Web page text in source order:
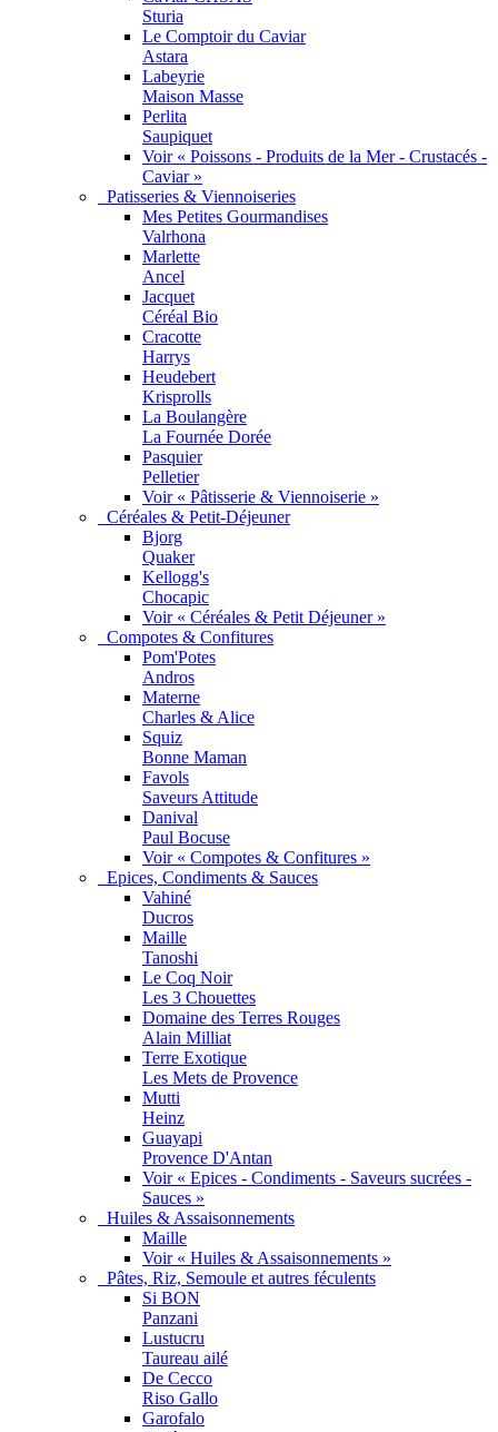
Sturia
Le Comptoir du Caviar
Astara
Labeyrie
Maison Masse
Perlita
Saupiquet
Voir « Poissons - Produits de la Mer - Crustacés -
Caviar »
Patisseries & Viennoiseries
Mes Petites Gourmandises
Valrhona
Marlette
Ancel
Jacquet
Céréal Bio
Cracotte
Harrys
Heudebert
Krisprolls
La Boulangère
La Fournée Dorée
Pasquier
Pelletier
Voir « Pâtisserie & Viennoiserie »
Céréales & Petit-Déjeuner
Bjorg
Quaker
Kellogg's
Chocapic
Voir « Céréales & Petit Déjeuner »
Compotes & Confitures
Pom'Potes
Andros
Materne
Charles & Alice
Squiz
Bonne Maman
Favols
Saveurs Attitude
Danival
Paul Bocuse
Voir « Compotes & Confitures »
Epices, Condiments & Sauces
Vahiné
Ducros
Maille
Tanoshi
Le Coq Noir
Les 3 Chouettes
Domaine des Terres Rouges
Alain Milliat
Terre Exotique
Les Mets de Provence
Mutti
Heinz
Guayapi
Provence D'Antan
Voir « Epices - Condiments - Saveurs sucrées -
Sauces »
Huiles & Assaisonnements
Maille
Voir « Huiles & Assaisonnements »
Pâtes, Riz, Semoule et autres féculents
Si BON
Panzani
Lustucru
Taureau ailé
De Cecco
Riso Gallo
Garofalo